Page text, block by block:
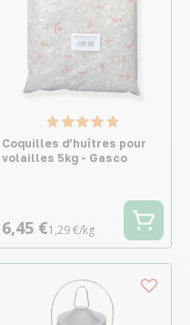
Coquilles d’huîtres pour
volailles 5kg - Gasco
6,45 €1,29 €/kg